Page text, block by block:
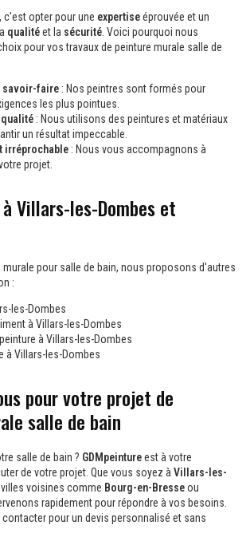
, c'est opter pour une expertiseéprouvée et un
qualitéet la sécurité. Voici pourquoi nous
pour vos travaux de peinture murale salle de
savoir-faire : Nos peintres sont formés pour
les plus pointues.
qualité : Nous utilisons des peintures et matériaux
un résultat impeccable.
irréprochable : Nous vous accompagnons à
projet.
Villars-les-Dombes et
murale pour salle de bain, nous proposons d'autres
:
les-Dombes
à Villars-les-Dombes
à Villars-les-Dombes
à Villars-les-Dombes
pour votre projet de
salle de bain
salle de bain ? GDMpeintureest à votre
de votre projet. Que vous soyez àVillars-les-
voisines comme Bourg-en-Bresseou
rapidement pour répondre à vos besoins.
pour un devis personnalisé et sans